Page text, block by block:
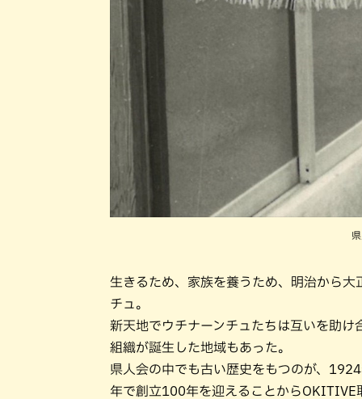
生きるため、家族を養うため、明治から
チュ。
新天地でウチナーンチュたちは互いを助け
組織が誕生した地域もあった。
県人会の中でも古い歴史をもつのが、
年で創立100年を迎えることからOKITIVE